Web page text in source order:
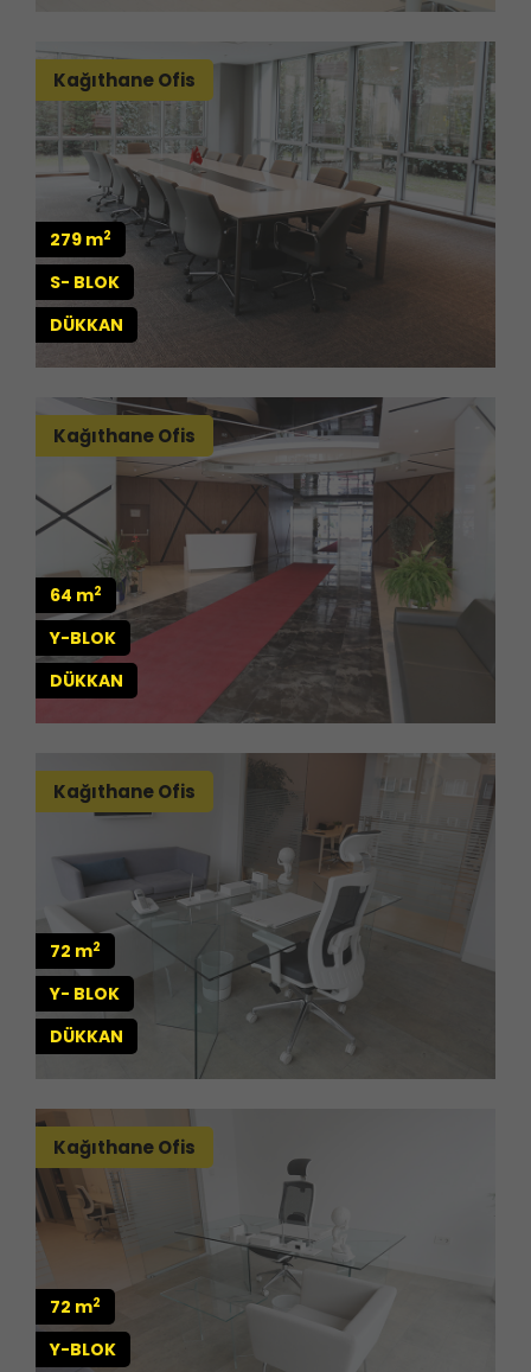
Kağıthane Ofis
279 m2
S- BLOK
DÜKKAN
Kağıthane Ofis
64 m2
Y-BLOK
DÜKKAN
Kağıthane Ofis
72 m2
Y- BLOK
DÜKKAN
Kağıthane Ofis
72 m2
Y-BLOK